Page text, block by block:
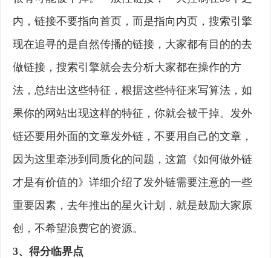
内，链接不要指向首页，而是指向内页，搜索引擎
现在追寻的是自然传播的链接，大家都有目的的去
做链接，搜索引擎就会去分析大家都在操作的方
法，总结出这些特征，根据这些特征来写算法，如
果你的网站出现这样的特征，你就会被干掉。发外
链还要用外面的文章发外链，不要用自己的文章，
因为这里牵涉到同质化的问题，这篇《如何做外链
才是有价值的》详细介绍了发外链需要注意的一些
重要因素，去年推出的星火计划，就是鼓励大家原
创，不希望浪费它的资源。
3、得分临界点